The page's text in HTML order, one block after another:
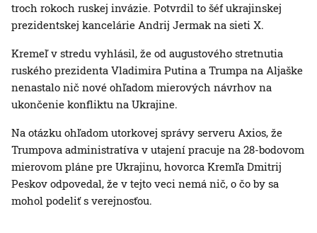
troch rokoch ruskej invázie. Potvrdil to šéf ukrajinskej
prezidentskej kancelárie Andrij Jermak na sieti X.
Kremeľ v stredu vyhlásil, že od augustového stretnutia
ruského prezidenta Vladimira Putina a Trumpa na Aljaške
nenastalo nič nové ohľadom mierových návrhov na
ukončenie konfliktu na Ukrajine.
Na otázku ohľadom utorkovej správy serveru Axios, že
Trumpova administratíva v utajení pracuje na 28-bodovom
mierovom pláne pre Ukrajinu, hovorca Kremľa Dmitrij
Peskov odpovedal, že v tejto veci nemá nič, o čo by sa
mohol podeliť s verejnosťou.